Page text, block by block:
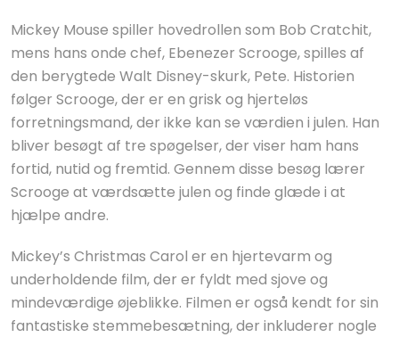
Mickey Mouse spiller hovedrollen som Bob Cratchit,
mens hans onde chef, Ebenezer Scrooge, spilles af
den berygtede Walt Disney-skurk, Pete. Historien
følger Scrooge, der er en grisk og hjerteløs
forretningsmand, der ikke kan se værdien i julen. Han
bliver besøgt af tre spøgelser, der viser ham hans
fortid, nutid og fremtid. Gennem disse besøg lærer
Scrooge at værdsætte julen og finde glæde i at
hjælpe andre.
Mickey’s Christmas Carol er en hjertevarm og
underholdende film, der er fyldt med sjove og
mindeværdige øjeblikke. Filmen er også kendt for sin
fantastiske stemmebesætning, der inkluderer nogle